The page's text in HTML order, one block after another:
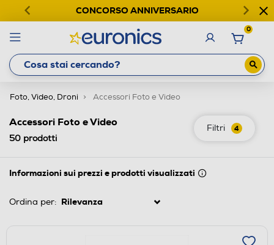
CONCORSO ANNIVERSARIO
0
Foto, Video, Droni Accessori Foto e Video
Filtri 4
Accessori Foto e Video
50 prodotti
Informazioni sui prezzi e prodotti visualizzati
Ordina per: